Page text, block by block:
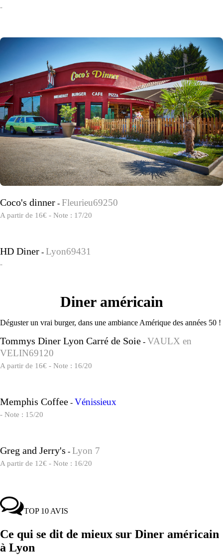
-
Coco's dinner - Fleurieu69250
A partir de 16€ - Note : 17/20
HD Diner - Lyon69431
-
Diner américain
Déguster un vrai burger, dans une ambiance Amérique des années 50 !
Tommys Diner Lyon Carré de Soie - VAULX en
VELIN69120
A partir de 16€ - Note : 16/20
Memphis Coffee - Vénissieux
- Note : 15/20
Greg and Jerry's - Lyon 7
A partir de 12€ - Note : 16/20
TOP 10 AVIS
Ce qui se dit de mieux sur Diner américain
à Lyon